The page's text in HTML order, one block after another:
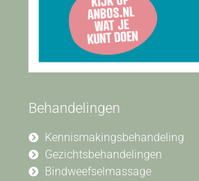
Behandelingen
Kennismakingsbehandeling
Gezichtsbehandelingen
Bindweefselmassage